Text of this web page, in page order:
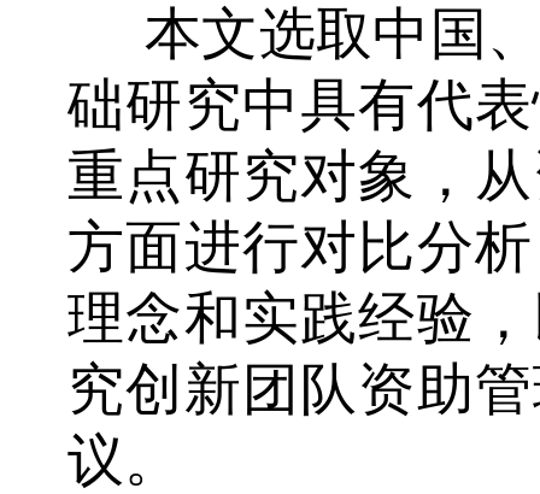
本文选取中国
础研究中具有代
重点研究对象，
方面进行对比分
理念和实践经验
究创新团队资助
议。